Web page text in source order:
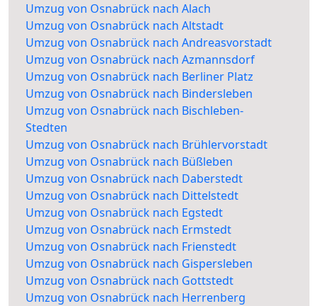
Umzug von Osnabrück nach Alach
Umzug von Osnabrück nach Altstadt
Umzug von Osnabrück nach Andreasvorstadt
Umzug von Osnabrück nach Azmannsdorf
Umzug von Osnabrück nach Berliner Platz
Umzug von Osnabrück nach Bindersleben
Umzug von Osnabrück nach Bischleben-
Stedten
Umzug von Osnabrück nach Brühlervorstadt
Umzug von Osnabrück nach Büßleben
Umzug von Osnabrück nach Daberstedt
Umzug von Osnabrück nach Dittelstedt
Umzug von Osnabrück nach Egstedt
Umzug von Osnabrück nach Ermstedt
Umzug von Osnabrück nach Frienstedt
Umzug von Osnabrück nach Gispersleben
Umzug von Osnabrück nach Gottstedt
Umzug von Osnabrück nach Herrenberg